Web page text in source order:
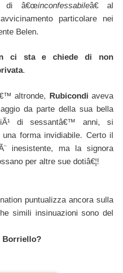
di â€œinconfessabileâ€ al
particolare nei
Belen.
ci sta e chiede di non
.
altronde, Rubicondi aveva
da parte della sua bella
di sessantâ€™ anni, si
una forma invidiabile. Certo il
inesistente, ma la signora
per altre sue dotiâ€¦!
puntualizza ancora sulla
simili insinuazioni sono del
Borriello?